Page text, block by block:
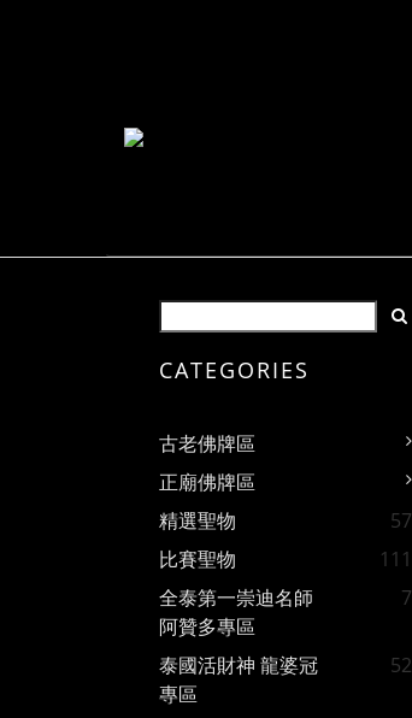
CATEGORIES
古老佛牌區
正廟佛牌區
精選聖物
57
比賽聖物
111
全泰第一崇迪名師
阿贊多專區
7
泰國活財神 龍婆冠
專區
52